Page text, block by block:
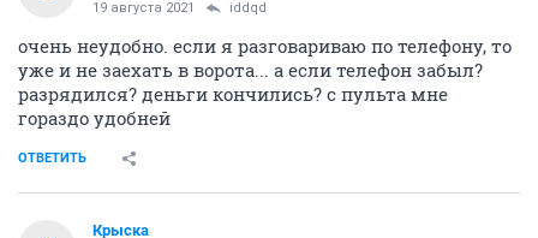
19 августа 2021 iddqd
очень неудобно. если я разговариваю по телефону, то
уже и не заехать в ворота... а если телефон забыл?
разрядился? деньги кончились? с пульта мне
гораздо удобней
ОТВЕТИТЬ
Крыска